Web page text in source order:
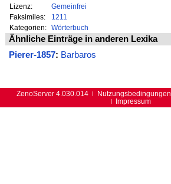
Lizenz:
Gemeinfrei
Faksimiles:
1211
Kategorien:
Wörterbuch
Ähnliche Einträge in anderen Lexika
Pierer-1857: Barbaros
ZenoServer 4.030.014 Nutzungsbedingungen
Impressum